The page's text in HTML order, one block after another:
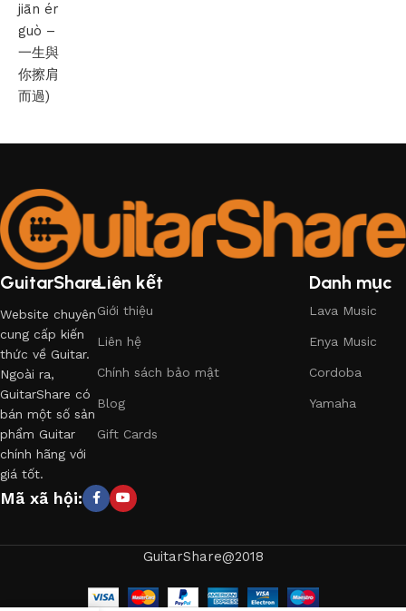
jiān ér
guò –
一生與
你擦肩
而過)
GuitarShare
Website chuyên
cung cấp kiến
thức về Guitar.
Ngoài ra,
GuitarShare có
bán một số sản
phẩm Guitar
chính hãng với
giá tốt.
Liên kết
Giới thiệu
Liên hệ
Chính sách bảo mật
Blog
Gift Cards
Danh mục
Lava Music
Enya Music
Cordoba
Yamaha
Mã xã hội:
GuitarShare@2018